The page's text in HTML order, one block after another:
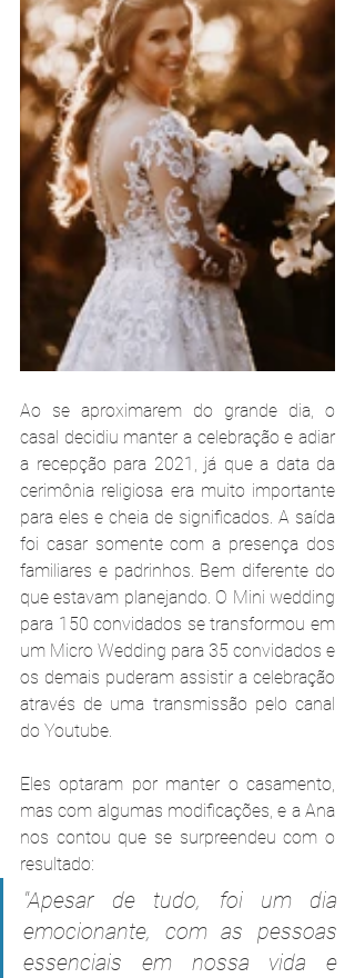
Ao se aproximarem do grande dia, o
casal decidiu manter a celebração e adiar
a recepção para 2021, já que a data da
cerimônia religiosa era muito importante
para eles e cheia de significados. A saída
foi casar somente com a presença dos
familiares e padrinhos. Bem diferente do
que estavam planejando. O Mini wedding
para 150 convidados se transformou em
um Micro Wedding para 35 convidados e
os demais puderam assistir a celebração
através de uma transmissão pelo canal
do Youtube.
Eles optaram por manter o casamento,
mas com algumas modificações, e a Ana
nos contou que se surpreendeu com o
resultado:
"Apesar de tudo, foi um dia
emocionante, com as pessoas
essenciais em nossa vida e